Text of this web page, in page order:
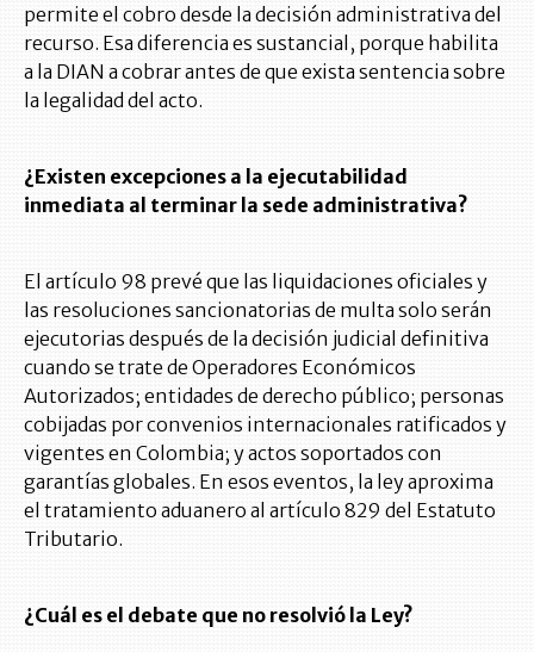
permite el cobro desde la decisión administrativa del
recurso. Esa diferencia es sustancial, porque habilita
a la DIAN a cobrar antes de que exista sentencia sobre
la legalidad del acto.
¿Existen excepciones a la ejecutabilidad
inmediata al terminar la sede administrativa?
El artículo 98 prevé que las liquidaciones oficiales y
las resoluciones sancionatorias de multa solo serán
ejecutorias después de la decisión judicial definitiva
cuando se trate de Operadores Económicos
Autorizados; entidades de derecho público; personas
cobijadas por convenios internacionales ratificados y
vigentes en Colombia; y actos soportados con
garantías globales. En esos eventos, la ley aproxima
el tratamiento aduanero al artículo 829 del Estatuto
Tributario.
¿Cuál es el debate que no resolvió la Ley?